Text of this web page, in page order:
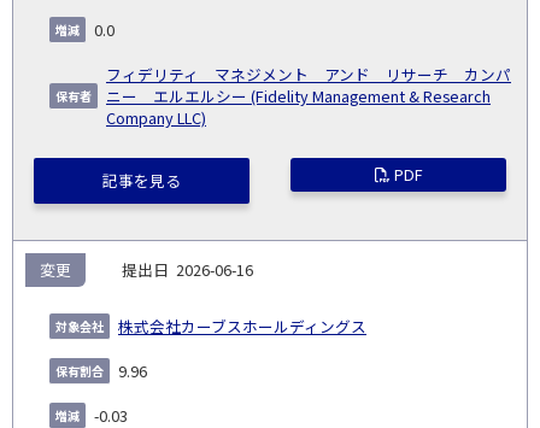
0.0
フィデリティ マネジメント アンド リサーチ カンパ
ニー エルエルシー (Fidelity Management & Research
Company LLC)
記事を見る PDF
2026-06-16
株式会社カーブスホールディングス
変更
9.96
-0.03